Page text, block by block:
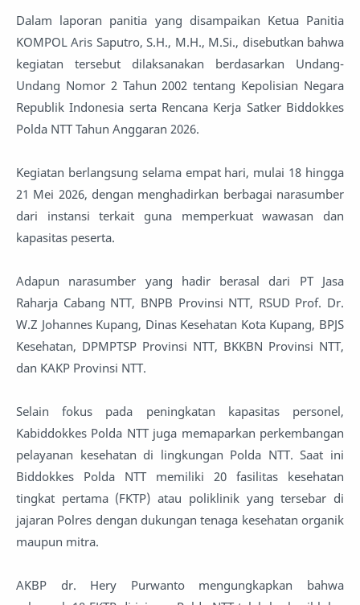
Dalam laporan panitia yang disampaikan Ketua Panitia
KOMPOL Aris Saputro, S.H., M.H., M.Si., disebutkan bahwa
kegiatan tersebut dilaksanakan berdasarkan Undang-
Undang Nomor 2 Tahun 2002 tentang Kepolisian Negara
Republik Indonesia serta Rencana Kerja Satker Biddokkes
Polda NTT Tahun Anggaran 2026.
Kegiatan berlangsung selama empat hari, mulai 18 hingga
21 Mei 2026, dengan menghadirkan berbagai narasumber
dari instansi terkait guna memperkuat wawasan dan
kapasitas peserta.
Adapun narasumber yang hadir berasal dari PT Jasa
Raharja Cabang NTT, BNPB Provinsi NTT, RSUD Prof. Dr.
W.Z Johannes Kupang, Dinas Kesehatan Kota Kupang, BPJS
Kesehatan, DPMPTSP Provinsi NTT, BKKBN Provinsi NTT,
dan KAKP Provinsi NTT.
Selain fokus pada peningkatan kapasitas personel,
Kabiddokkes Polda NTT juga memaparkan perkembangan
pelayanan kesehatan di lingkungan Polda NTT. Saat ini
Biddokkes Polda NTT memiliki 20 fasilitas kesehatan
tingkat pertama (FKTP) atau poliklinik yang tersebar di
jajaran Polres dengan dukungan tenaga kesehatan organik
maupun mitra.
AKBP dr. Hery Purwanto mengungkapkan bahwa